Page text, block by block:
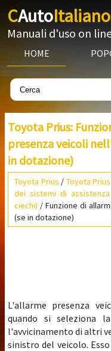
CAutoItaliano
Manuali d'uso on
HOME
Toyota Prius:
presenza veicoli
in dotazione)
Toyota Prius / Toyota
dei sistemi di
ciechi) / Funzione di
(se in dotazione)
L'allarme presenza
quando si seleziona
l'avvicinamento di altri
sinistro del veicolo.